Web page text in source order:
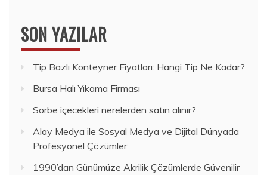
SON YAZILAR
Tip Bazlı Konteyner Fiyatları: Hangi Tip Ne Kadar?
Bursa Halı Yıkama Firması
Sorbe içecekleri nerelerden satın alınır?
Alay Medya ile Sosyal Medya ve Dijital Dünyada
Profesyonel Çözümler
1990’dan Günümüze Akrilik Çözümlerde Güvenilir